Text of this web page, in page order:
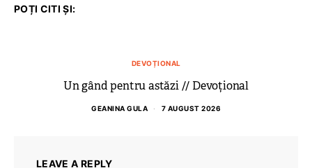
POȚI CITI ȘI:
DEVOȚIONAL
Un gând pentru astăzi // Devoțional
GEANINA GULA 7 AUGUST 2026
LEAVE A REPLY